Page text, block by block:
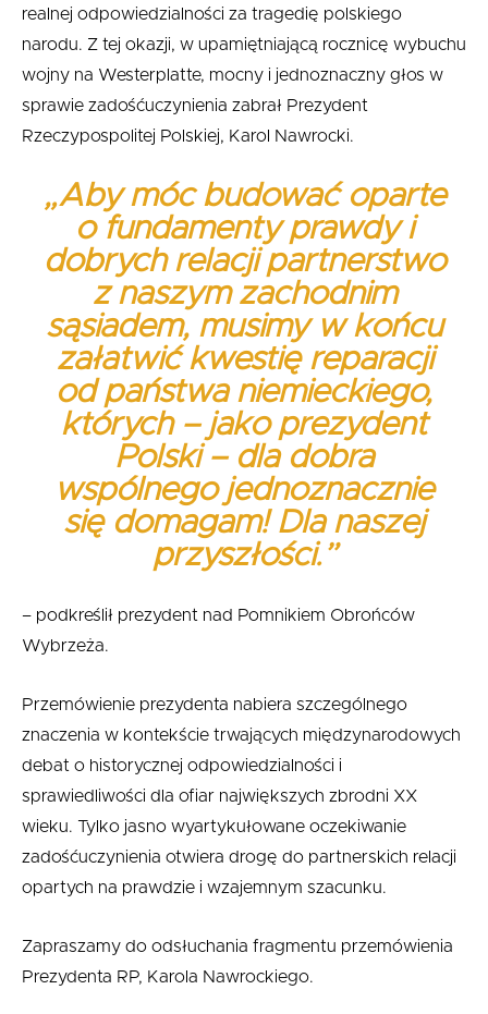
realnej odpowiedzialności za tragedię polskiego
narodu. Z tej okazji, w upamiętniającą rocznicę wybuchu
wojny na Westerplatte, mocny i jednoznaczny głos w
sprawie zadośćuczynienia zabrał Prezydent
Rzeczypospolitej Polskiej, Karol Nawrocki.
„Aby móc budować oparte
o fundamenty prawdy i
dobrych relacji partnerstwo
z naszym zachodnim
sąsiadem, musimy w końcu
załatwić kwestię reparacji
od państwa niemieckiego,
których – jako prezydent
Polski – dla dobra
wspólnego jednoznacznie
się domagam! Dla naszej
przyszłości.”
– podkreślił prezydent nad Pomnikiem Obrońców
Wybrzeża.
Przemówienie prezydenta nabiera szczególnego
znaczenia w kontekście trwających międzynarodowych
debat o historycznej odpowiedzialności i
sprawiedliwości dla ofiar największych zbrodni XX
wieku. Tylko jasno wyartykułowane oczekiwanie
zadośćuczynienia otwiera drogę do partnerskich relacji
opartych na prawdzie i wzajemnym szacunku.
Zapraszamy do odsłuchania fragmentu przemówienia
Prezydenta RP, Karola Nawrockiego.